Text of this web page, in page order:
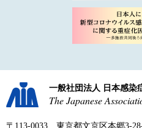
一般社団法人 日本感染
The Japanese
〒113-0033 東京都文京区本郷3-